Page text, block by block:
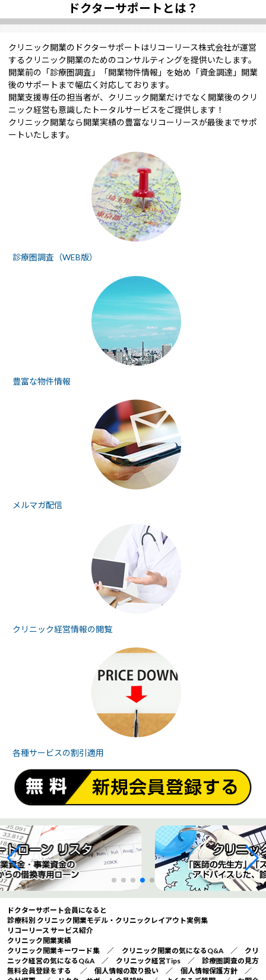
ドクターサポートとは？
クリニック開業のドクターサポートはリコーリース株式会社が運営
するクリニック開業のためのコンサルティングを提供いたします。
開業前の「診療圏調査」「開業物件情報」を始め「資金調達」開業
後のサポートまで幅広く対応しております。
開業支援専任の担当者が、クリニック開業だけでなく開業後のクリ
ニック経営も意識したトータルサービスをご提供します！
クリニック開業なら開業実績の豊富なリコーリースが最後までサポ
ートいたします。
診療圏調査（WEB版）
豊富な物件情報
メルマガ配信
クリニック経営情報の閲覧
各種サービスの割引適用
ドクターサポート会員になると
診療科別 クリニック開業モデル・クリニックレイアウト実例集
リコーリース サービス紹介
クリニック開業実績
クリニック開業キーワード集 ／ クリニック開業の気になるQ&A／ クリ
ニック経営の気になるQ&A／ クリニック経営Tips／ 診療圏調査の見方
無料会員登録をする
／ 個人情報の取り扱い ／ 個人情報保護方針 ／